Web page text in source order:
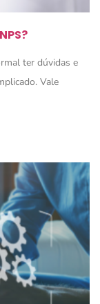
ter dúvidas e
Vale